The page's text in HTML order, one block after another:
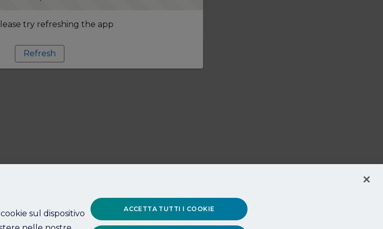
try refreshing the app
Refresh
sul dispositivo
ACCETTA TUTTI I COOKIE